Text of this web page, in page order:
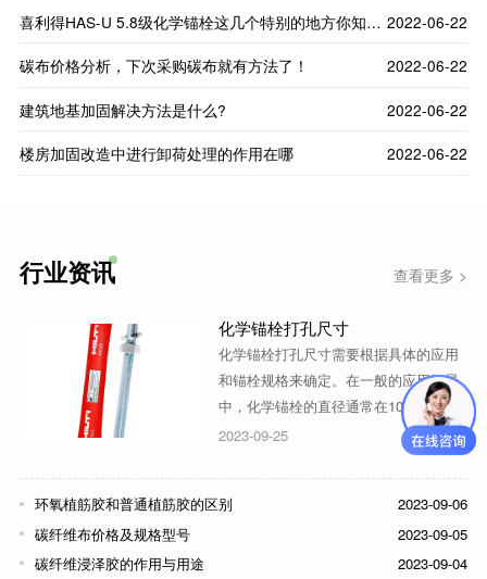
喜利得HAS-U 5.8级化学锚栓这几个特别的地方你知道 2022-06-22
碳布价格分析，下次采购碳布就有方法了！ 2022-06-22
建筑地基加固解决方法是什么? 2022-06-22
楼房加固改造中进行卸荷处理的作用在哪 2022-06-22
行业资讯 查看更多 >
化学锚栓打孔尺寸
化学锚栓打孔尺寸需要根据具体的应用
和锚栓规格来确定。在一般的应用场景
中，化学锚栓的直径通常在10mm到
30mm之间，而锚栓的长度则可以根据
2023-09-25
环氧植筋胶和普通植筋胶的区别
2023-09-06
碳纤维布价格及规格型号
2023-09-05
碳纤维浸泽胶的作用与用途
2023-09-04